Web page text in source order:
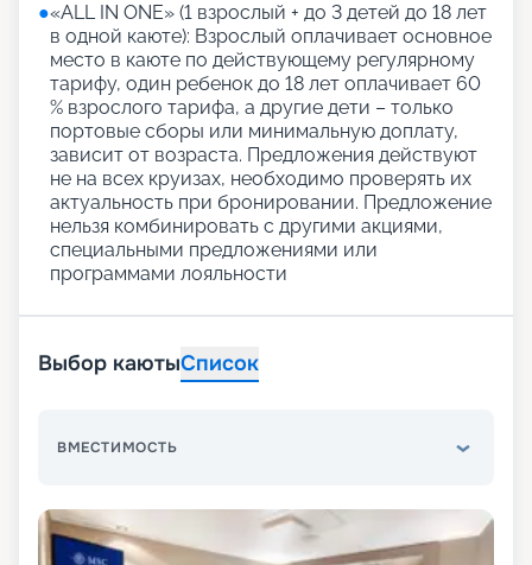
●«АLL IN ONE» (1 взрослый + до 3 детей до 18 лет
в одной каюте): Взрослый оплачивает основное
место в каюте по действующему регулярному
тарифу, один ребенок до 18 лет оплачивает 60
% взрослого тарифа, а другие дети – только
портовые сборы или минимальную доплату,
зависит от возраста. Предложения действуют
не на всех круизах, необходимо проверять их
актуальность при бронировании. Предложение
нельзя комбинировать с другими акциями,
специальными предложениями или
программами лояльности
Выбор каютыСписок
ВМЕСТИМОСТЬ